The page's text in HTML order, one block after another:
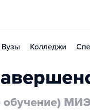
Вузы Колледжи
обучение)